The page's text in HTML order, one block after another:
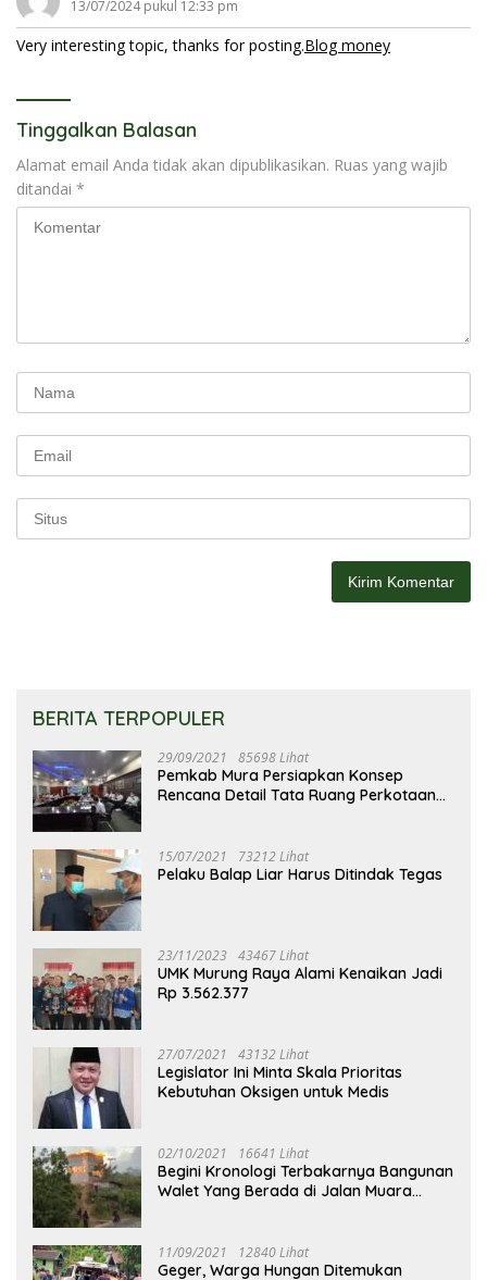
13/07/2024 pukul 12:33 pm
Very interesting topic, thanks for posting.Blog money
Tinggalkan Balasan
Alamat email Anda tidak akan dipublikasikan. Ruas yang wajib
ditandai *
BERITA TERPOPULER
29/09/2021 85698 Lihat
Pemkab Mura Persiapkan Konsep
Rencana Detail Tata Ruang Perkotaan
15/07/2021 73212 Lihat
Pelaku Balap Liar Harus Ditindak Tegas
23/11/2023 43467 Lihat
UMK Murung Raya Alami Kenaikan Jadi
Rp 3.562.377
27/07/2021 43132 Lihat
Legislator Ini Minta Skala Prioritas
Kebutuhan Oksigen untuk Medis
02/10/2021 16641 Lihat
Begini Kronologi Terbakarnya Bangunan
Walet Yang Berada di Jalan Muara
11/09/2021 12840 Lihat
Geger, Warga Hungan Ditemukan